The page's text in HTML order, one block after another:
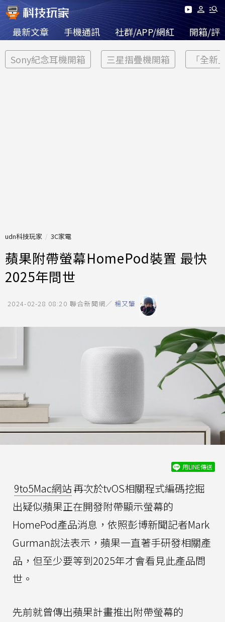
最新文章 手機通訊 社群/APP/網紅 開箱/評
Sony紀念耳機開箱 三星摺疊機開箱 「全新
udn科技玩家 3C家電
蘋果附帶螢幕HomePod裝置 最快
2025年問世
2024-02-28 08:20 聯合新聞網／ 楊又肇
用LINE傳送
9to5Mac網站再次於tvOS相關程式編碼挖掘
出疑似蘋果正在開發附帶顯示螢幕的
HomePod產品消息，依照彭博新聞記者Mark
Gurman說法表示，蘋果一直著手研發相關產
品，但至少要等到2025年才會看見此產品問
世。
先前就曾傳出蘋果計畫推出附帶螢幕的